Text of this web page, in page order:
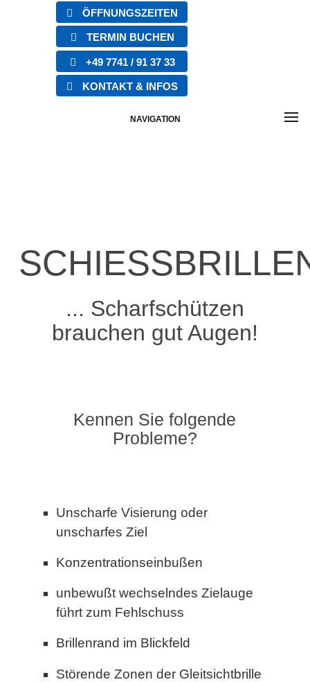
ÖFFNUNGSZEITEN
TERMIN BUCHEN
+49 7741 / 91 37 33
KONTAKT & INFOS
NAVIGATION
... Scharfschützen
brauchen gut Augen!
Kennen Sie folgende
Probleme?
Unscharfe Visierung oder
unscharfes Ziel
Konzentrationseinbußen
unbewußt wechselndes Zielauge
führt zum Fehlschuss
Brillenrand im Blickfeld
Störende Zonen der Gleitsichtbrille